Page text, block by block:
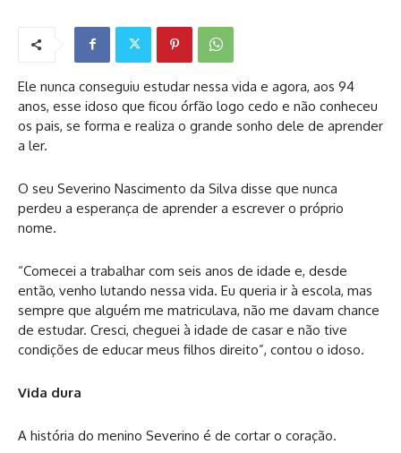
Ele nunca conseguiu estudar nessa vida e agora, aos 94
anos, esse idoso que ficou órfão logo cedo e não conheceu
os pais, se forma e realiza o grande sonho dele de aprender
a ler.
O seu Severino Nascimento da Silva disse que nunca
perdeu a esperança de aprender a escrever o próprio
nome.
“Comecei a trabalhar com seis anos de idade e, desde
então, venho lutando nessa vida. Eu queria ir à escola, mas
sempre que alguém me matriculava, não me davam chance
de estudar. Cresci, cheguei à idade de casar e não tive
condições de educar meus filhos direito”, contou o idoso.
Vida dura
A história do menino Severino é de cortar o coração.